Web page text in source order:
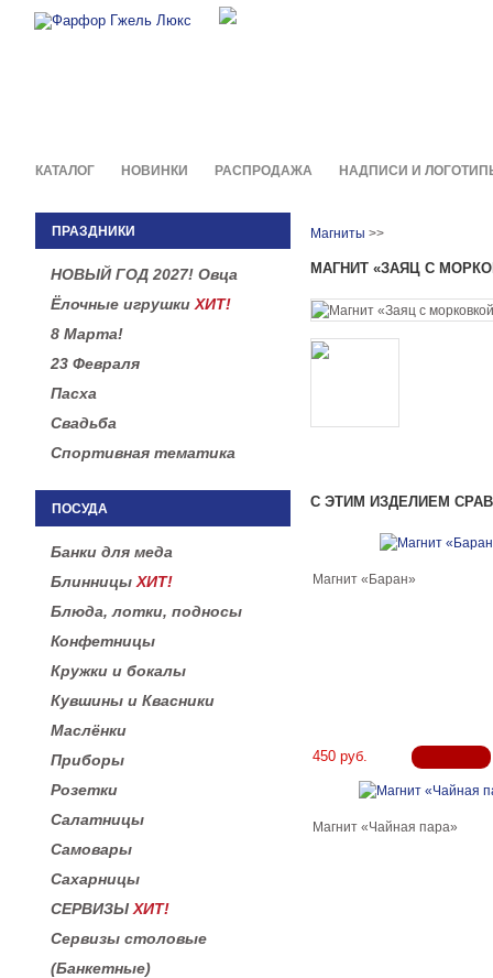
КАТАЛОГ НОВИНКИ РАСПРОДАЖА НАДПИСИ И
ПРАЗДНИКИ
НОВЫЙ ГОД 2027! Овца
Ёлочные игрушки ХИТ!
8 Марта!
23 Февраля
Пасха
Свадьба
Спортивная тематика
ПОСУДА
Банки для меда
Блинницы ХИТ!
Блюда, лотки, подносы
Конфетницы
Кружки и бокалы
Кувшины и Квасники
Маслёнки
Приборы
Розетки
Салатницы
Самовары
Сахарницы
СЕРВИЗЫ ХИТ!
Сервизы столовые
(Банкетные)
Магниты >>
МАГНИТ «ЗАЯЦ С
С ЭТИМ ИЗДЕЛИЕМ
Магнит «Баран»
450 руб.
Магнит «Чайная пара»